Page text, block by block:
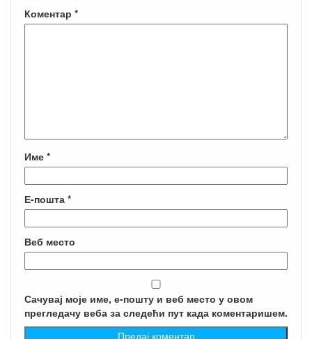
Коментар *
Име *
Е-пошта *
Веб место
Сачувај моје име, е-пошту и веб место у овом
прегледачу веба за следећи пут када коментаришем.